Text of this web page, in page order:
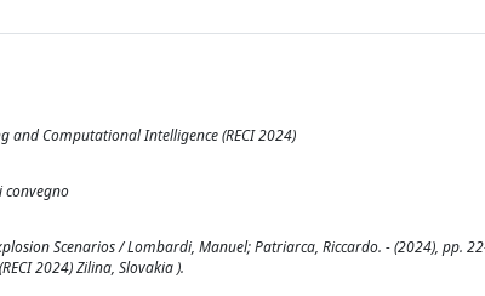
and Computational Intelligence (RECI 2024)
convegno
Scenarios / Lombardi, Manuel; Patriarca, Riccardo. - (2024), pp.
2024) Zilina, Slovakia ).